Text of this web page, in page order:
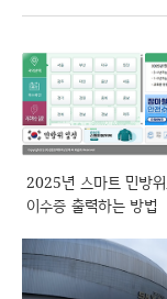
2025년 스마트 민방
이수증 출력하는 방법